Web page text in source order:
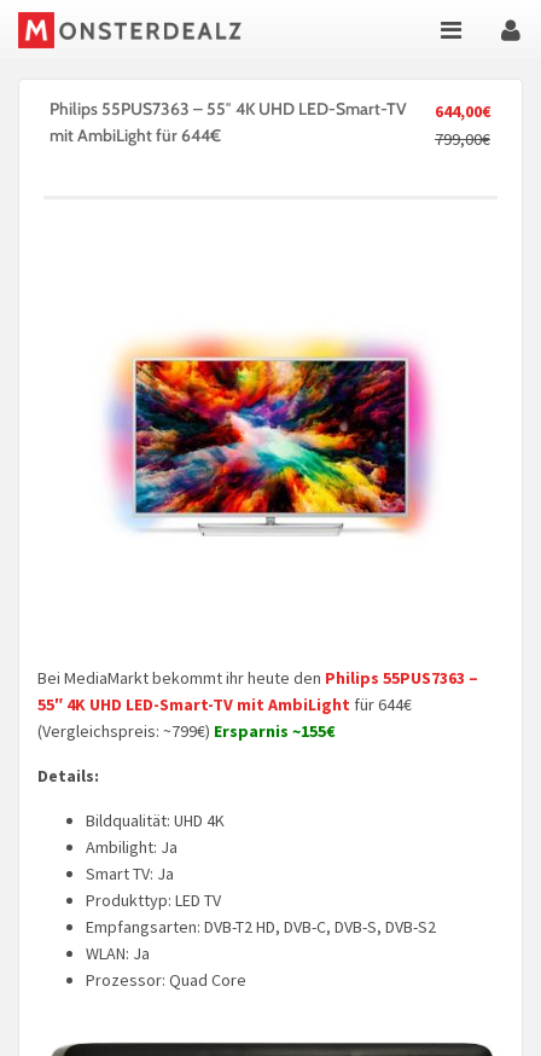
644,00€
799,00€
Philips 55PUS7363 – 55″ 4K UHD LED-Smart-TV
mit AmbiLight für 644€
Bei MediaMarkt bekommt ihr heute den Philips 55PUS7363 –
55″ 4K UHD LED-Smart-TV mit AmbiLight für 644€
(Vergleichspreis: ~799€) Ersparnis ~155€
Details:
Bildqualität: UHD 4K
Ambilight: Ja
Smart TV: Ja
Produkttyp: LED TV
Empfangsarten: DVB-T2 HD, DVB-C, DVB-S, DVB-S2
WLAN: Ja
Prozessor: Quad Core